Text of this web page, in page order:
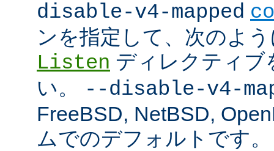
disable-v4-mapped
ンを指定して、次のよ
Listen ディレクティブ
い。
--disable-v4-
FreeBSD, NetBSD,
ムでのデフォルトです。